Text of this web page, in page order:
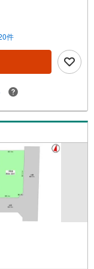
ごし頂けます。■
間で人生を豊かにす
との時間も増えて幸
承ります。■住まい
の空気や雰囲気を感
問合せくださいま
も大切です。現地の
ください！■ ご来店
。詳しくは営業ス
辺の教育施設やスー
報等がわかる「物
せてご案内もOK-ご
見学もOKです！
件